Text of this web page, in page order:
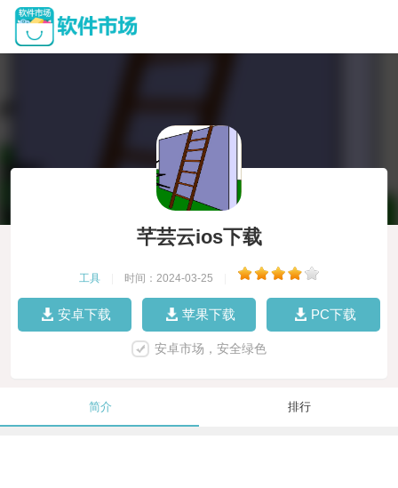
芊芸云ios下载
工具 时间：2024-03-25
安卓下载 苹果下载 PC下载
安卓市场，安全绿色
简介 排行